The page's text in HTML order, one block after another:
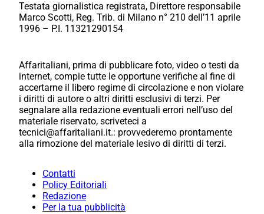
Testata giornalistica registrata, Direttore responsabile
Marco Scotti, Reg. Trib. di Milano n° 210 dell’11 aprile
1996 – P.I. 11321290154
Affaritaliani, prima di pubblicare foto, video o testi da
internet, compie tutte le opportune verifiche al fine di
accertarne il libero regime di circolazione e non violare
i diritti di autore o altri diritti esclusivi di terzi. Per
segnalare alla redazione eventuali errori nell’uso del
materiale riservato, scriveteci a
tecnici@affaritaliani.it.: provvederemo prontamente
alla rimozione del materiale lesivo di diritti di terzi.
Contatti
Policy Editoriali
Redazione
Per la tua pubblicità